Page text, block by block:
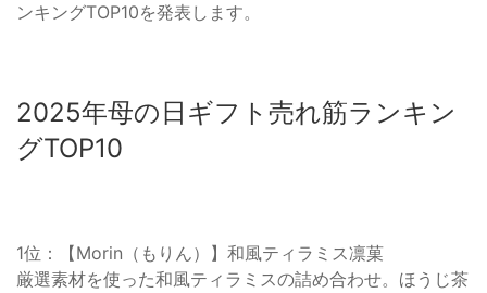
ンキングTOP10を発表します。
2025年母の日ギフト売れ筋ランキン
グTOP10
1位：【Morin（もりん）】和風ティラミス凛菓
厳選素材を使った和風ティラミスの詰め合わせ。ほうじ茶